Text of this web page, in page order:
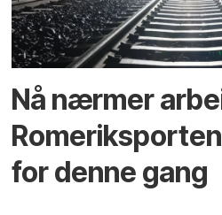
Nå nærmer
for denne gang